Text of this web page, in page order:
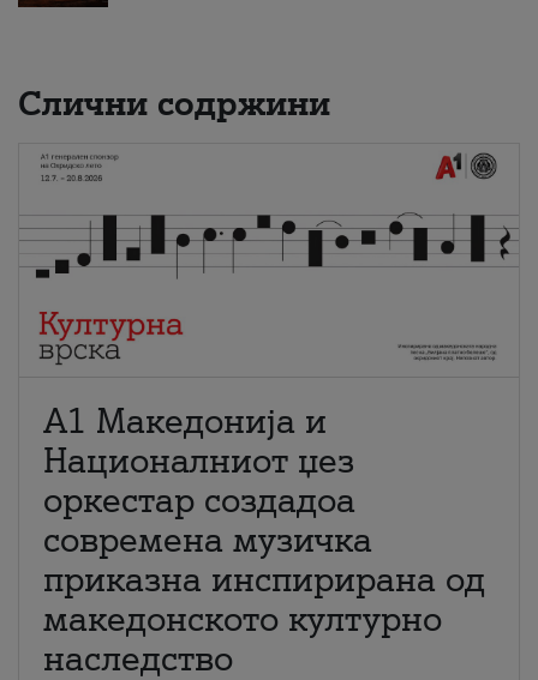
Слични содржини
А1 Македонија и
Националниот џез
оркестар создадоа
современа музичка
приказна инспирирана од
македонското културно
наследство